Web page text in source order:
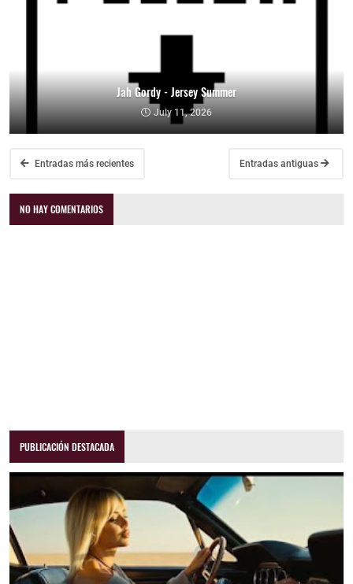
Jah Gordy - Jersey Summer
July 11, 2026
Entradas más recientes Entradas antiguas
NO HAY COMENTARIOS
PUBLICACIÓN DESTACADA